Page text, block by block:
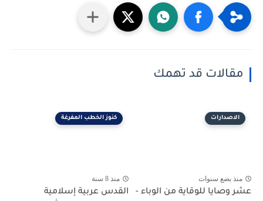
مقالات قد تهمك
الاصدارات
منذ بضع سنوات
عشر وصايا للوقاية من الوباء -
كنوز الخطب المفرغة
منذ 8 سنة
القدس عربية إسلامية